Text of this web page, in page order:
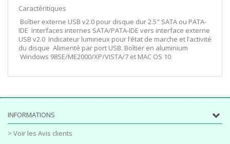
Caractéritiques
Boîtier externe USB v2.0 pour disque dur 2.5" SATA ou PATA-
IDE Interfaces internes SATA/PATA-IDE vers interface externe
USB v2.0 Indicateur lumineux pour l’état de marche et l’activité
du disque Alimenté par port USB. Boîtier en aluminium
Windows 98SE/ME2000/XP/VISTA/7 et MAC OS 10
INFORMATIONS
> Voir les Avis clients